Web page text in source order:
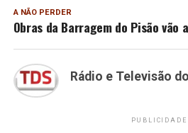
A NÃO PERDER
Obras da Barragem do Pisão vão
Rádio e Televisão
PUBLICIDADE